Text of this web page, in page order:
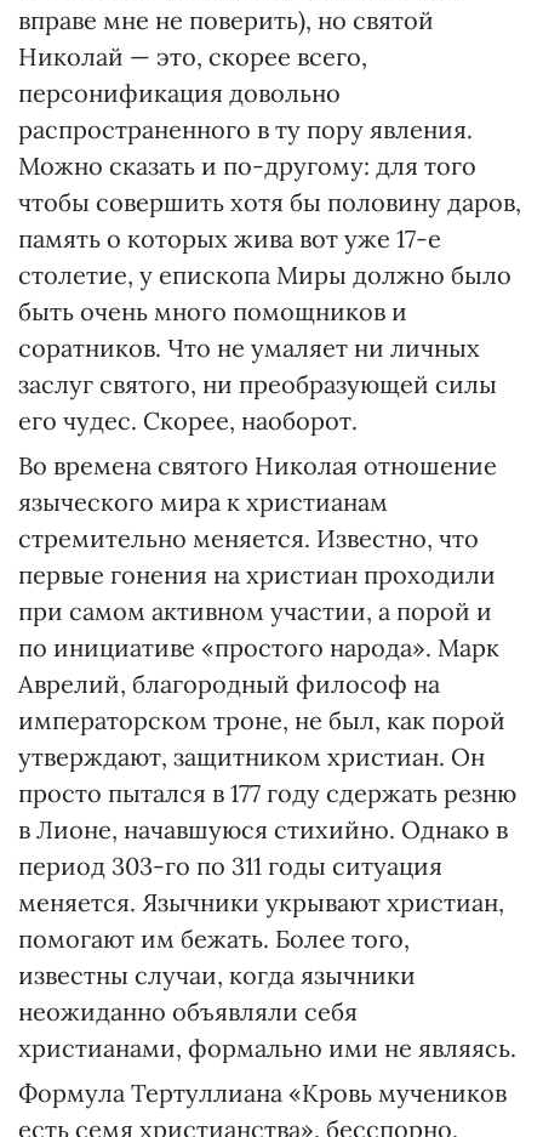
вправе мне не поверить), но святой
Николай — это, скорее всего,
персонификация довольно
распространенного в ту пору явления.
Можно сказать и по-другому: для того
чтобы совершить хотя бы половину даров,
память о которых жива вот уже 17-е
столетие, у епископа Миры должно было
быть очень много помощников и
соратников. Что не умаляет ни личных
заслуг святого, ни преобразующей силы
его чудес. Скорее, наоборот.
Во времена святого Николая отношение
языческого мира к христианам
стремительно меняется. Известно, что
первые гонения на христиан проходили
при самом активном участии, а порой и
по инициативе «простого народа». Марк
Аврелий, благородный философ на
императорском троне, не был, как порой
утверждают, защитником христиан. Он
просто пытался в 177 году сдержать резню
в Лионе, начавшуюся стихийно. Однако в
период 303-го по 311 годы ситуация
меняется. Язычники укрывают христиан,
помогают им бежать. Более того,
известны случаи, когда язычники
неожиданно объявляли себя
христианами, формально ими не являясь.
Формула Тертуллиана «Кровь мучеников
есть семя христианства», бесспорно,